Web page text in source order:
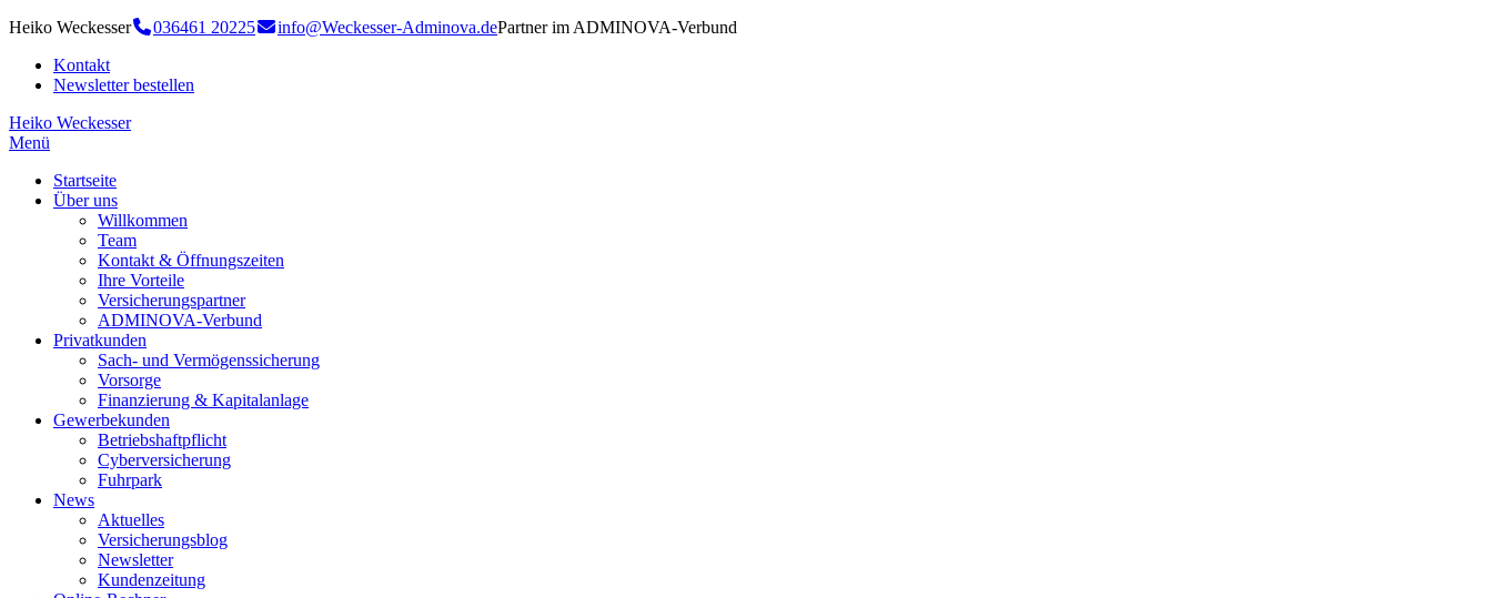
Heiko Weckesser 036461 20225 info@Weckesser-Adminova.dePartner im ADMINOVA-Verbund
Kontakt
Newsletter bestellen
Heiko Weckesser
Menü
Startseite
Über uns
Willkommen
Team
Kontakt & Öffnungszeiten
Ihre Vorteile
Versicherungspartner
ADMINOVA-Verbund
Privatkunden
Sach- und Vermögenssicherung
Vorsorge
Finanzierung & Kapitalanlage
Gewerbekunden
Betriebshaftpflicht
Cyberversicherung
Fuhrpark
News
Aktuelles
Versicherungsblog
Newsletter
Kundenzeitung